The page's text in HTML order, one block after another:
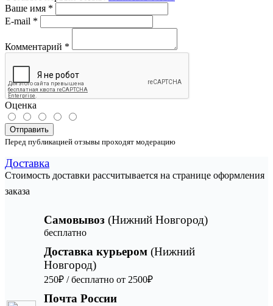
Ваше имя *
E-mail *
Комментарий *
Оценка
Отправить
Перед публикацией отзывы проходят модерацию
Доставка
Стоимость доставки рассчитывается на странице оформления
заказа
Самовывоз (Нижний Новгород)
бесплатно
Доставка курьером (Нижний
Новгород)
250₽ / бесплатно от 2500₽
Почта России